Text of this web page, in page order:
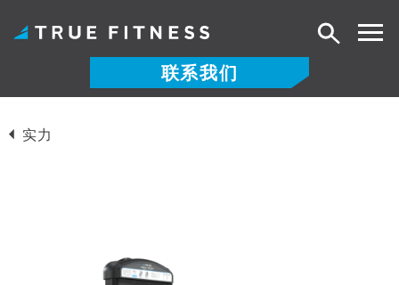
至
联系我们
搜
实力